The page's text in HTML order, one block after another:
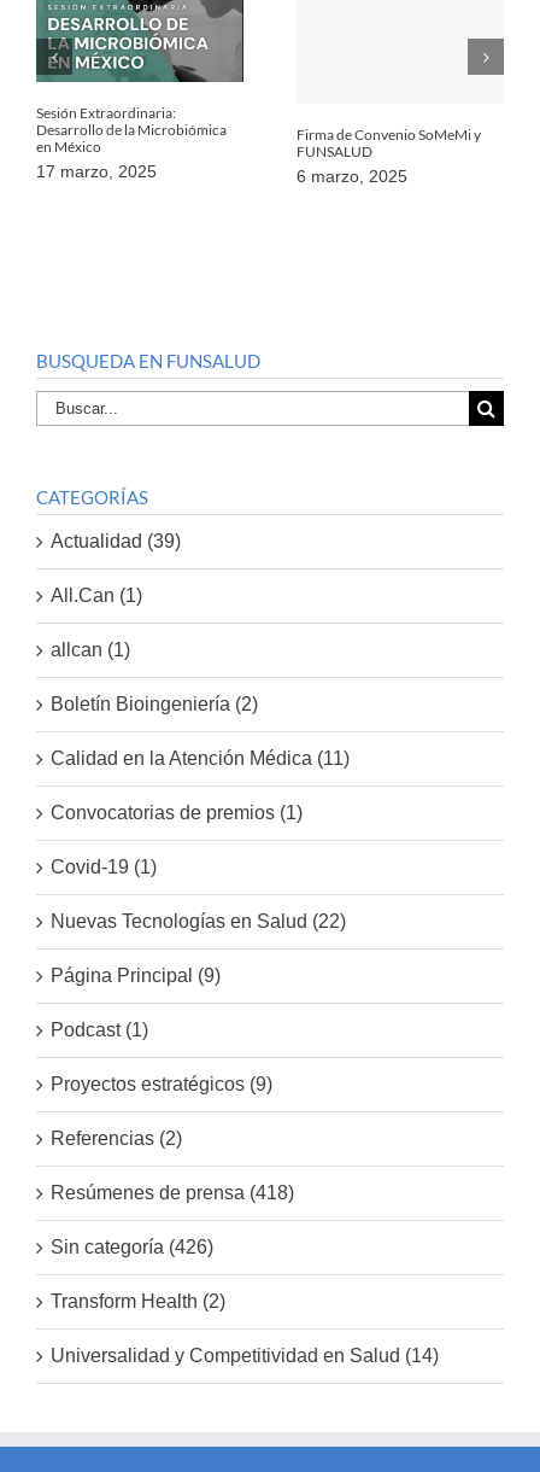
Sesión Extraordinaria:
Desarrollo de la Microbiómica
en México
17 marzo, 2025
Firma de Convenio SoMeMi y
FUNSALUD
6 marzo, 2025
BUSQUEDA EN FUNSALUD
Buscar
por:
CATEGORÍAS
Actualidad (39)
All.Can (1)
allcan (1)
Boletín Bioingeniería (2)
Calidad en la Atención Médica (11)
Convocatorias de premios (1)
Covid-19 (1)
Nuevas Tecnologías en Salud (22)
Página Principal (9)
Podcast (1)
Proyectos estratégicos (9)
Referencias (2)
Resúmenes de prensa (418)
Sin categoría (426)
Transform Health (2)
Universalidad y Competitividad en Salud (14)